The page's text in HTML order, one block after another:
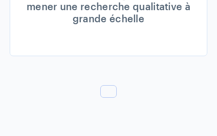
mener une recherche qualitative à
grande échelle